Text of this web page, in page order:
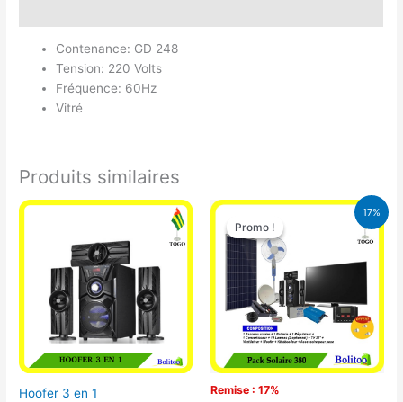
Contenance: GD 248
Tension: 220 Volts
Fréquence: 60Hz
Vitré
Produits similaires
Hoofer 3 en 1
17%
Promo !
Remise : 17%
Promo !
Le
initial
était :
430.000 CFA.
Le
prix
actuel
355.000